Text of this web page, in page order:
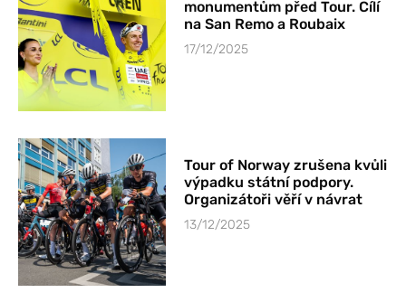
monumentům před Tour. Cílí
na San Remo a Roubaix
17/12/2025
Tour of Norway zrušena kvůli
výpadku státní podpory.
Organizátoři věří v návrat
13/12/2025